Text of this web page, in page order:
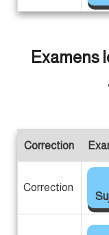
Examens
Correction
Correction